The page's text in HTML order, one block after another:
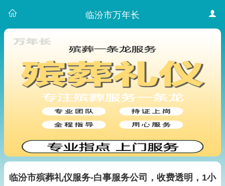
临汾市万年长
临汾市殡葬礼仪服务-白事服务公司，收费透明，1小